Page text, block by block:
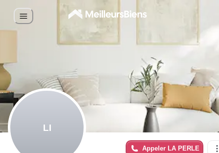
LI
Appeler LA PERLE